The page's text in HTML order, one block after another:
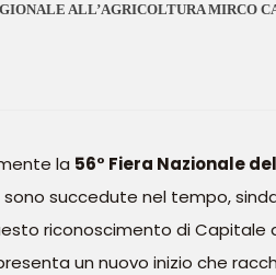
ALL’AGRICOLTURA MIRCO
la 56° Fiera Nazionale
sono succedute nel tempo,
riconoscimento di Capitale
un nuovo inizio che